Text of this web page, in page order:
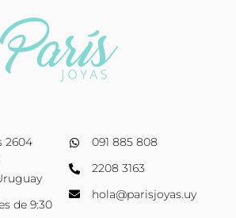
2604
de 9:30
091 885 808
2208 3163
hola@parisjoyas.uy